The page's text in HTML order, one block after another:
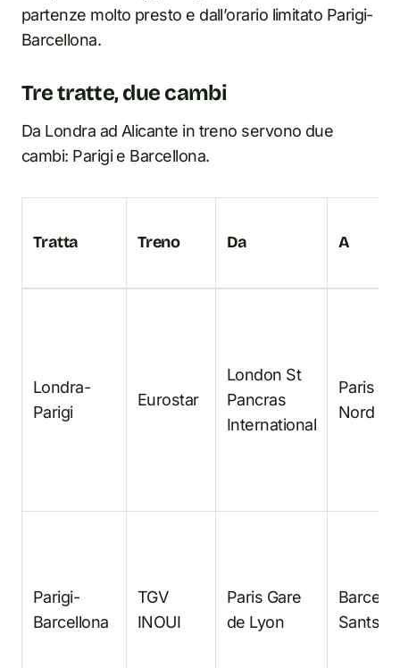
partenze molto presto e dall’orario limitato Parigi-
Barcellona.
Tre tratte, due cambi
Da Londra ad Alicante in treno servono due
cambi: Parigi e Barcellona.
Tratta Treno Da A
Londra-
Parigi
Eurostar
London St
Pancras
International
Paris
Nord
Parigi-
Barcellona
TGV
INOUI
Paris Gare
de Lyon
Sants